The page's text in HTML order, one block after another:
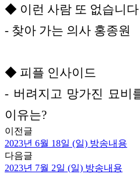
◆ 이런 사람 또 없습니다
- 찾아 가는 의사 홍종원
◆ 피플 인사이드
- 버려지고 망가진 묘비
이유는?
이전글
2023년 6월 18일 (일) 방송내용
다음글
2023년 7월 2일 (일) 방송내용